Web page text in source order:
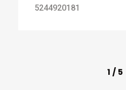
5244920181
1 / 5